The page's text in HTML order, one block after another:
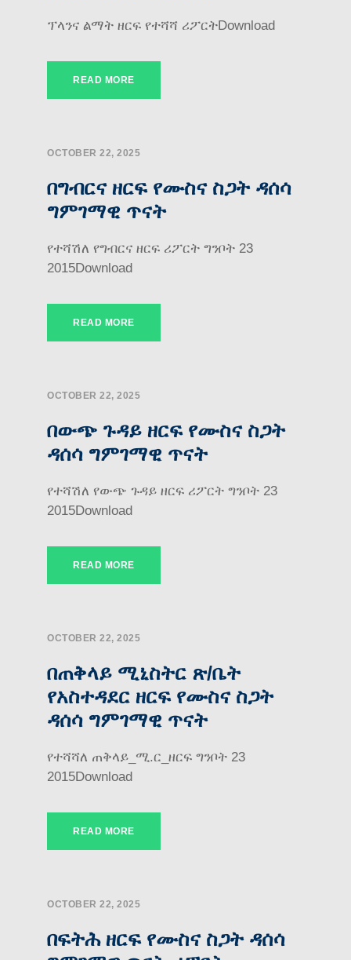
ፕላንና ልማት ዘርፍ የተሻሻ ሪፖርትDownload
READ MORE
OCTOBER 22, 2025
በግብርና ዘርፍ የሙስና ስጋት ዳሰሳ
ግምገማዊ ጥናት
የተሻሽለ የግብርና ዘርፍ ሪፖርት ግንቦት 23
2015Download
READ MORE
OCTOBER 22, 2025
በውጭ ጉዳይ ዘርፍ የሙስና ስጋት
ዳሰሳ ግምገማዊ ጥናት
የተሻሽለ የውጭ ጉዳይ ዘርፍ ሪፖርት ግንቦት 23
2015Download
READ MORE
OCTOBER 22, 2025
በጠቅላይ ሚኒስትር ጽ/ቤት
የአስተዳደር ዘርፍ የሙስና ስጋት
ዳሰሳ ግምገማዊ ጥናት
የተሻሻለ ጠቅላይ_ሚ.ር_ዘርፍ ግንቦት 23
2015Download
READ MORE
OCTOBER 22, 2025
በፍትሕ ዘርፍ የሙስና ስጋት ዳሰሳ